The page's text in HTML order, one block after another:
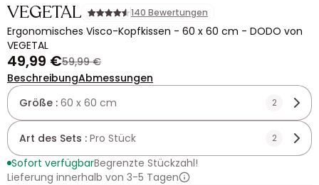
VEGETAL 140 Bewertungen
Ergonomisches Visco-Kopfkissen - 60 x 60 cm - DODO von
VEGETAL
49,99 €59,99 €
BeschreibungAbmessungen
Größe : 60 x 60 cm 2
Art des Sets : Pro Stück 2
Sofort verfügbarBegrenzte Stückzahl!
Lieferung innerhalb von 3-5 Tagen